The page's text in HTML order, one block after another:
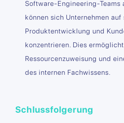
Software-Engineering-Teams
können sich Unternehmen
Produktentwicklung und
konzentrieren. Dies
Ressourcenzuweisung und
des internen Fachwissens.
Schlussfolgerung